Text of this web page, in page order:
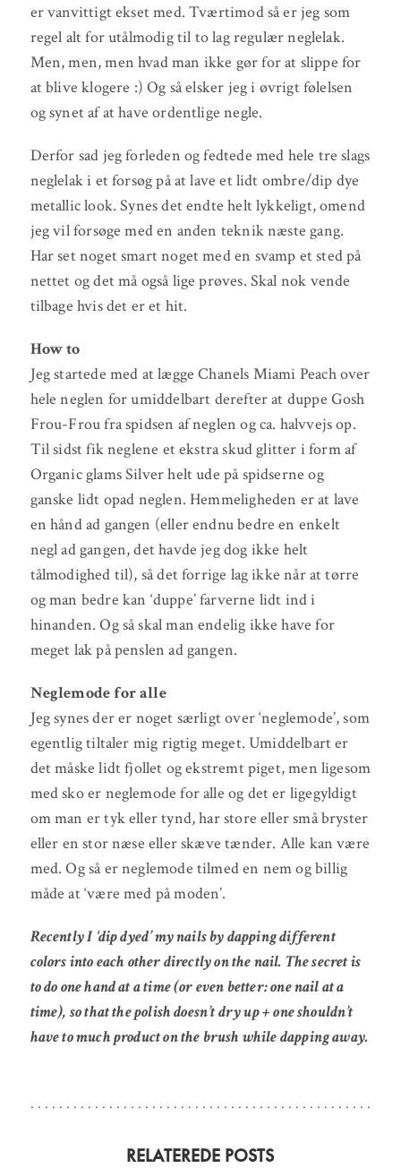
er vanvittigt ekset med. Tværtimod så er jeg som
regel alt for utålmodig til to lag regulær neglelak.
Men, men, men hvad man ikke gør for at slippe for
at blive klogere :) Og så elsker jeg i øvrigt følelsen
og synet af at have ordentlige negle.
Derfor sad jeg forleden og fedtede med hele tre slags
neglelak i et forsøg på at lave et lidt ombre/dip dye
metallic look. Synes det endte helt lykkeligt, omend
jeg vil forsøge med en anden teknik næste gang.
Har set noget smart noget med en svamp et sted på
nettet og det må også lige prøves. Skal nok vende
tilbage hvis det er et hit.
How to
Jeg startede med at lægge Chanels Miami Peach over
hele neglen for umiddelbart derefter at duppe Gosh
Frou-Frou fra spidsen af neglen og ca. halvvejs op.
Til sidst fik neglene et ekstra skud glitter i form af
Organic glams Silver helt ude på spidserne og
ganske lidt opad neglen. Hemmeligheden er at lave
en hånd ad gangen (eller endnu bedre en enkelt
negl ad gangen, det havde jeg dog ikke helt
tålmodighed til), så det forrige lag ikke når at tørre
og man bedre kan ‘duppe’ farverne lidt ind i
hinanden. Og så skal man endelig ikke have for
meget lak på penslen ad gangen.
Neglemode for alle
Jeg synes der er noget særligt over ‘neglemode’, som
egentlig tiltaler mig rigtig meget. Umiddelbart er
det måske lidt fjollet og ekstremt piget, men ligesom
med sko er neglemode for alle og det er ligegyldigt
om man er tyk eller tynd, har store eller små bryster
eller en stor næse eller skæve tænder. Alle kan være
med. Og så er neglemode tilmed en nem og billig
måde at ‘være med på moden’.
Recently I ‘dip dyed’ my nails by dapping different
colors into each other directly on the nail. The secret is
to do one hand at a time (or even better: one nail at a
time), so that the polish doesn’t dry up + one shouldn’t
have to much product on the brush while dapping away.
RELATEREDE POSTS